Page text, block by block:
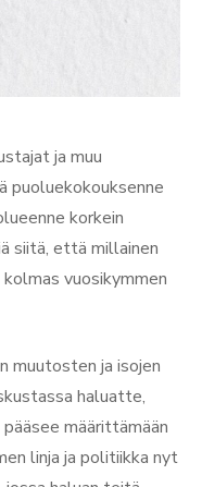
ja muu
puoluekokouksenne
korkein
siitä, että millainen
vuosikymmen
muutosten ja isojen
haluatte,
määrittämään
linja ja politiikka nyt